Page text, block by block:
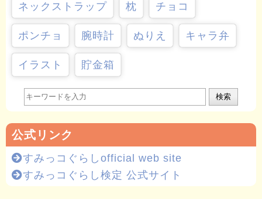
ネックストラップ 枕 チョコ
ポンチョ 腕時計 ぬりえ キャラ弁
イラスト 貯金箱
検索
公式リンク
すみっコぐらしofficial web site
すみっコぐらし検定 公式サイト